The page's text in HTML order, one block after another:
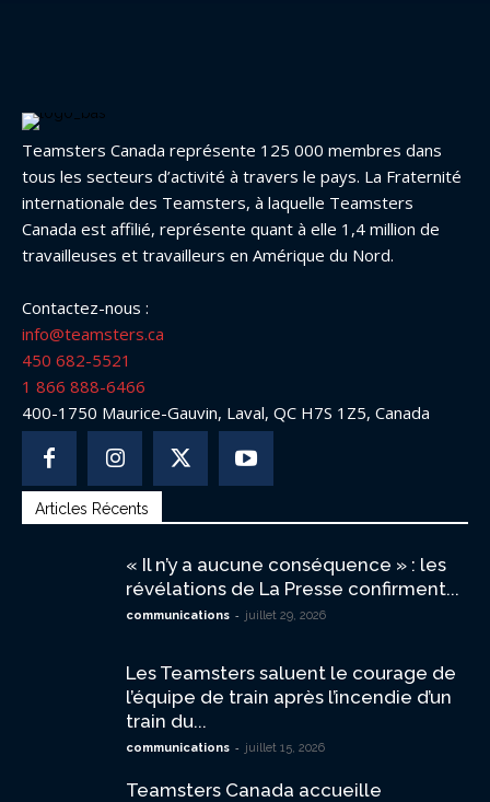
Teamsters Canada représente 125 000 membres dans
tous les secteurs d’activité à travers le pays. La Fraternité
internationale des Teamsters, à laquelle Teamsters
Canada est affilié, représente quant à elle 1,4 million de
travailleuses et travailleurs en Amérique du Nord.
Contactez-nous :
info@teamsters.ca
450 682-5521
1 866 888-6466
400-1750 Maurice-Gauvin, Laval, QC H7S 1Z5, Canada
Articles Récents
« Il n’y a aucune conséquence » : les
révélations de La Presse confirment...
communications - juillet 29, 2026
Les Teamsters saluent le courage de
l’équipe de train après l’incendie d’un
train du...
communications - juillet 15, 2026
Teamsters Canada accueille